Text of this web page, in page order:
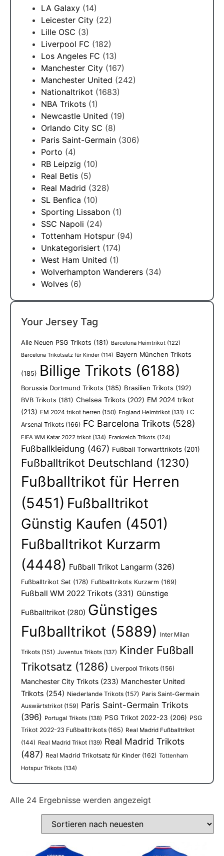
LA Galaxy (14)
Leicester City (22)
Lille OSC (3)
Liverpool FC (182)
Los Angeles FC (13)
Manchester City (167)
Manchester United (242)
Nationaltrikot (1683)
NBA Trikots (1)
Newcastle United (19)
Orlando City SC (8)
Paris Saint-Germain (306)
Porto (4)
RB Leipzig (10)
Real Betis (5)
Real Madrid (328)
SL Benfica (10)
Sporting Lissabon (1)
SSC Napoli (24)
Tottenham Hotspur (94)
Unkategorisiert (174)
West Ham United (1)
Wolverhampton Wanderers (34)
Wolves (6)
Your Jersey Tag
Alle Neuen PSG Trikots (181) Barcelona Heimtrikot (122)
Barcelona Trikotsatz für Kinder (114) Bayern München Trikots
(185) Billige Trikots (6188)
Borussia Dortmund Trikots (185) Brasilien Trikots (192)
BVB Trikots (181) Chelsea Trikots (202) EM 2024 trikot
(213) EM 2024 trikot herren (150) England Heimtrikot (131) FC
Arsenal Trikots (166) FC Barcelona Trikots (528)
FIFA WM Katar 2022 trikot (134) Frankreich Trikots (124)
Fußballkleidung (467) Fußball Torwarttrikots (201)
Fußballtrikot Deutschland (1230)
Fußballtrikot für Herren
(5451) Fußballtrikot
Günstig Kaufen (4501)
Fußballtrikot Kurzarm
(4448) Fußball Trikot Langarm (326)
Fußballtrikot Set (178) Fußballtrikots Kurzarm (169)
Fußball WM 2022 Trikots (331) Günstige
Fußballtrikot (280) Günstiges
Fußballtrikot (5889) Inter Milan
Trikots (151) Juventus Trikots (137) Kinder Fußball
Trikotsatz (1286) Liverpool Trikots (156)
Manchester City Trikots (233) Manchester United
Trikots (254) Niederlande Trikots (157) Paris Saint-Germain
Auswärtstrikot (159) Paris Saint-Germain Trikots
(396) Portugal Trikots (138) PSG Trikot 2022-23 (206) PSG
Trikot 2022-23 Fußballtrikots (165) Real Madrid Fußballtrikot
(144) Real Madrid Trikot (139) Real Madrid Trikots
(487) Real Madrid Trikotsatz für Kinder (162) Tottenham
Hotspur Trikots (134)
Alle 24 Ergebnisse werden angezeigt